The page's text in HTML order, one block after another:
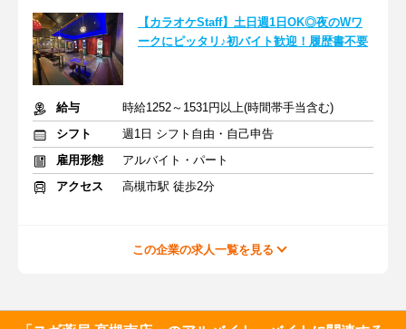
【カラオケStaff】土日週1日OK◎夜のWワ
ークにピッタリ♪初バイト歓迎！履歴書不要
給与
時給1252～1531円以上(時間帯手当含む)
シフト
週1日 シフト自由・自己申告
雇用形態
アルバイト・パート
アクセス
高槻市駅 徒歩2分
この企業の求人一覧を見る